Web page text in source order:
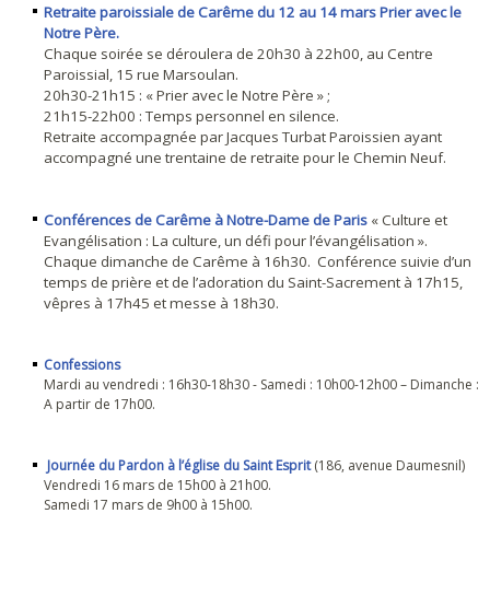
Retraite paroissiale de Carême du 12 au 14 mars Prier avec le
Notre Père.
Chaque soirée se déroulera de 20h30 à 22h00, au Centre
Paroissial, 15 rue Marsoulan.
20h30-21h15 : « Prier avec le Notre Père » ;
21h15-22h00 : Temps personnel en silence.
Retraite accompagnée par Jacques Turbat Paroissien ayant
accompagné une trentaine de retraite pour le Chemin Neuf.
Conférences de Carême à Notre-Dame de Paris « Culture et
Evangélisation : La culture, un défi pour l’évangélisation ».
Chaque dimanche de Carême à 16h30. Conférence suivie d’un
temps de prière et de l’adoration du Saint-Sacrement à 17h15,
vêpres à 17h45 et messe à 18h30.
Confessions
Mardi au vendredi : 16h30-18h30 - Samedi : 10h00-12h00 – Dimanche :
A partir de 17h00.
Journée du Pardon à l’église du Saint Esprit(186, avenue Daumesnil)
Vendredi 16 mars de 15h00 à 21h00.
Samedi 17 mars de 9h00 à 15h00.